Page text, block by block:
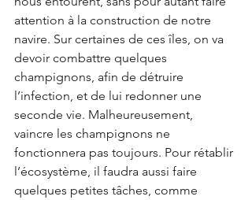
attention à la construction de notre
navire. Sur certaines de ces îles, on va
devoir combattre quelques
champignons, afin de détruire
l’infection, et de lui redonner une
seconde vie. Malheureusement,
vaincre les champignons ne
fonctionnera pas toujours. Pour rétablir
l’écosystème, il faudra aussi faire
quelques petites tâches, comme